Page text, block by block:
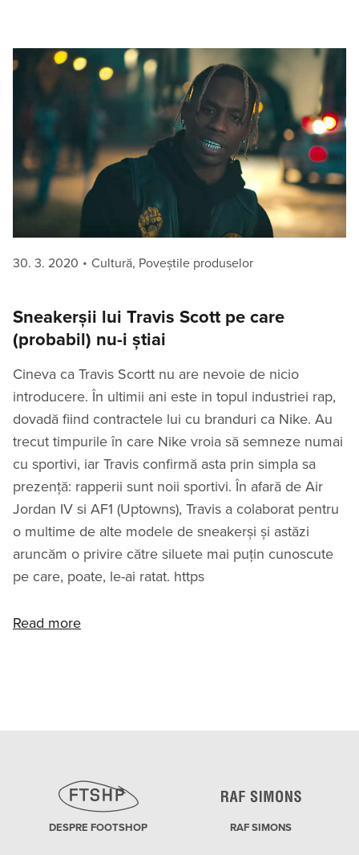
Posted
30. 3. 2020 Categories
Cultură, Poveștile produselor
Sneakerșii lui Travis Scott pe care
(probabil) nu-i știai
Cineva ca Travis Scortt nu are nevoie de nicio
introducere. În ultimii ani este in topul industriei rap,
dovadă fiind contractele lui cu branduri ca Nike. Au
trecut timpurile în care Nike vroia să semneze numai
cu sportivi, iar Travis confirmă asta prin simpla sa
prezență: rapperii sunt noii sportivi. În afară de Air
Jordan IV si AF1 (Uptowns), Travis a colaborat pentru
o multime de alte modele de sneakerși și astăzi
aruncăm o privire către siluete mai puțin cunoscute
pe care, poate, le-ai ratat. https
Read more
DESPRE FOOTSHOP RAF SIMONS